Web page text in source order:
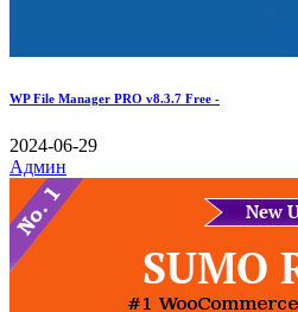
WP File Manager PRO v8.3.7 Free -
2024-06-29
Админ